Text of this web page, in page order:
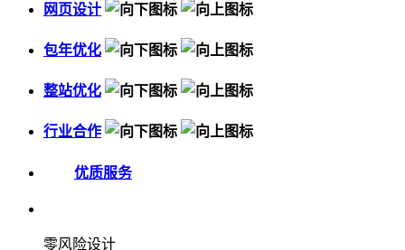
网页设计
包年优化
整站优化
行业合作
优质服务
零风险设计